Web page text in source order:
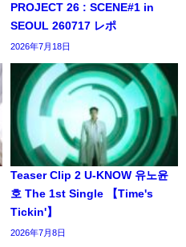
PROJECT 26 : SCENE#1 in
SEOUL 260717 レポ
2026年7月18日
Teaser Clip 2 U-KNOW 유노윤
호 The 1st Single 【Time's
Tickin'】
2026年7月8日